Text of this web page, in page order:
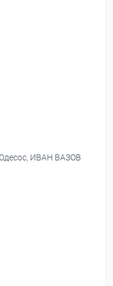
ИВАН ВАЗОВ